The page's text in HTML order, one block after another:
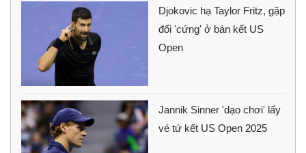
Djokovic hạ Taylor Fritz, gặp
đối 'cứng' ở bán kết US
Open
Jannik Sinner 'dạo chơi' lấy
vé tứ kết US Open 2025